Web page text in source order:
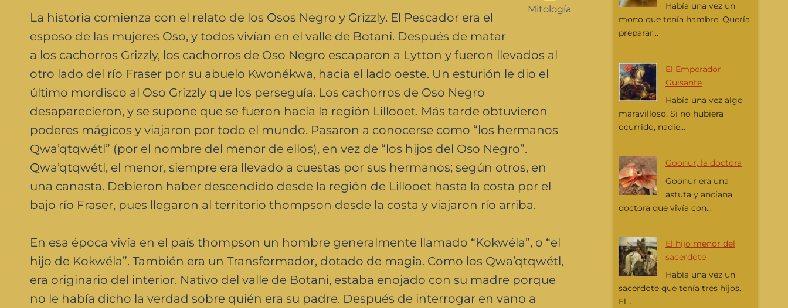
Mitología
La historia comienza con el relato de los Osos Negro y Grizzly. El Pescador era el
esposo de las mujeres Oso, y todos vivían en el valle de Botani. Después de matar
a los cachorros Grizzly, los cachorros de Oso Negro escaparon a Lytton y fueron llevados al
otro lado del río Fraser por su abuelo Kwonékwa, hacia el lado oeste. Un esturión le dio el
último mordisco al Oso Grizzly que los perseguía. Los cachorros de Oso Negro
desaparecieron, y se supone que se fueron hacia la región Lillooet. Más tarde obtuvieron
poderes mágicos y viajaron por todo el mundo. Pasaron a conocerse como “los hermanos
Qwa’qtqwétl” (por el nombre del menor de ellos), en vez de “los hijos del Oso Negro”.
Qwa’qtqwétl, el menor, siempre era llevado a cuestas por sus hermanos; según otros, en
una canasta. Debieron haber descendido desde la región de Lillooet hasta la costa por el
bajo río Fraser, pues llegaron al territorio thompson desde la costa y viajaron río arriba.
En esa época vivía en el país thompson un hombre generalmente llamado “Kokwéla”, o “el
hijo de Kokwéla”. También era un Transformador, dotado de magia. Como los Qwa’qtqwétl,
era originario del interior. Nativo del valle de Botani, estaba enojado con su madre porque
no le había dicho la verdad sobre quién era su padre. Después de interrogar en vano a
Había una vez un
mono que tenía hambre. Quería
preparar...
El Emperador
Guisante
Había una vez algo
maravilloso. Si no hubiera
ocurrido, nadie...
Goonur, la doctora
Goonur era una
astuta y anciana
doctora que vivía con...
El hijo menor del
sacerdote
Había una vez un
sacerdote que tenía tres hijos.
El...